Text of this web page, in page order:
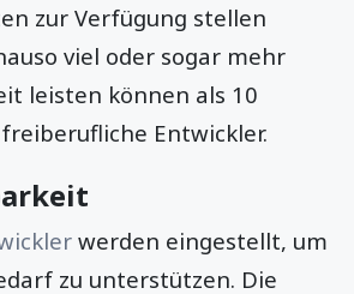
zur Verfügung stellen
viel oder sogar mehr
leisten können als 10
Entwickler.
werden eingestellt, um
zu unterstützen. Die